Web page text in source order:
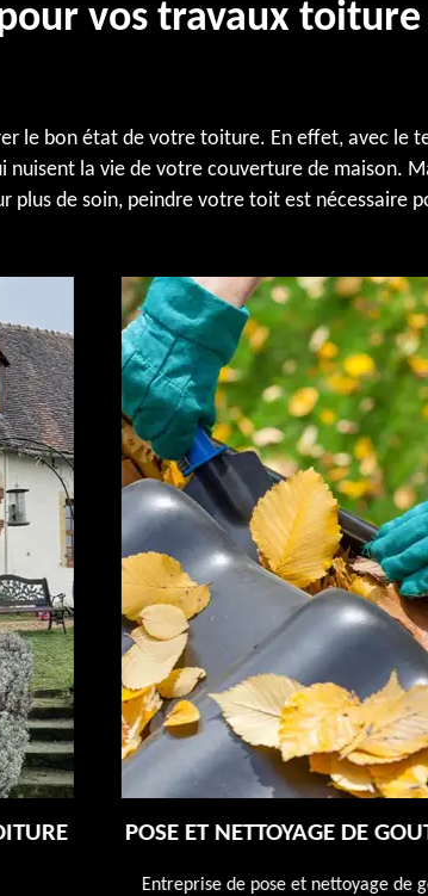
vos travaux toiture
le bon état de votre toiture. En effet, avec le
nuisent la vie de votre couverture de maison.
plus de soin, peindre votre toit est nécessaire
DE GOUTTIÈRES 72
de pose et nettoyage de gouttières 72